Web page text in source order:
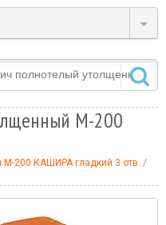
М-200
200 КАШИРА гладкий 3 отв.